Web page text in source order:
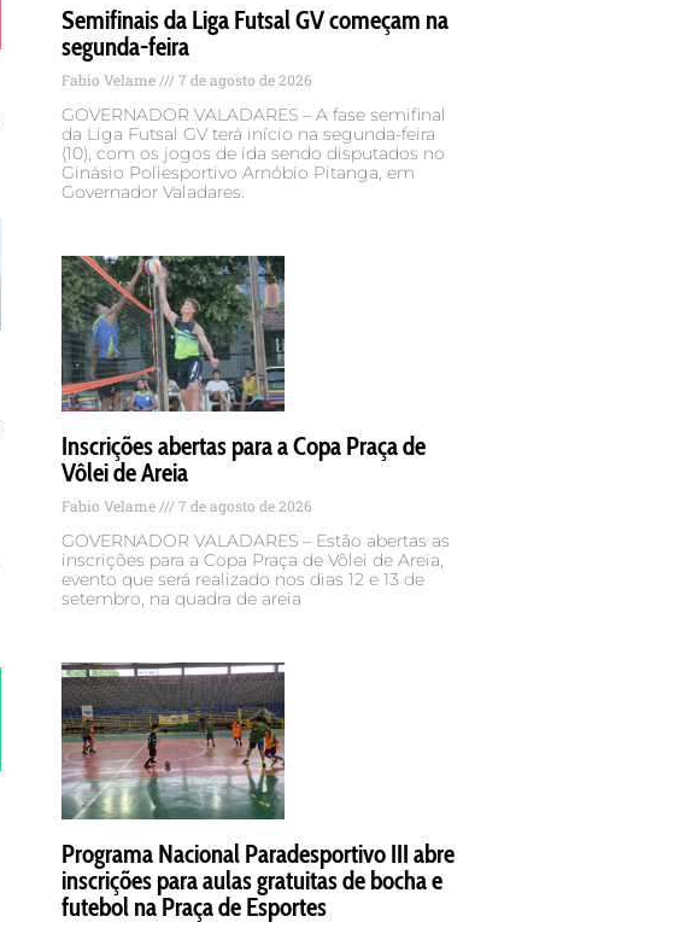
Semifinais da Liga Futsal GV começam na
segunda-feira
Fabio Velame 7 de agosto de 2026
GOVERNADOR VALADARES – A fase semifinal
da Liga Futsal GV terá início na segunda-feira
(10), com os jogos de ida sendo disputados no
Ginásio Poliesportivo Arnóbio Pitanga, em
Governador Valadares.
Inscrições abertas para a Copa Praça de
Vôlei de Areia
Fabio Velame 7 de agosto de 2026
GOVERNADOR VALADARES – Estão abertas as
inscrições para a Copa Praça de Vôlei de Areia,
evento que será realizado nos dias 12 e 13 de
setembro, na quadra de areia
Programa Nacional Paradesportivo III abre
inscrições para aulas gratuitas de bocha e
futebol na Praça de Esportes